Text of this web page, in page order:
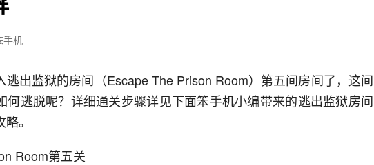
手机
逃出监狱的房间（Escape The Prison Room）第五间房间了，这间
何逃脱呢？详细通关步骤详见下面笨手机小编带来的逃出监狱房间
。
Room第五关